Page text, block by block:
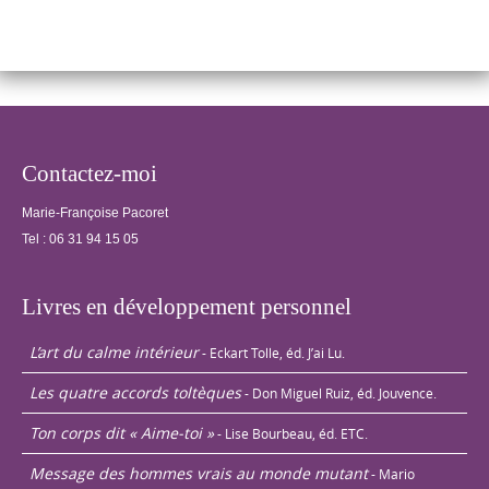
Contactez-moi
Marie-Françoise Pacoret
Tel : 06 31 94 15 05
Livres en développement personnel
L’art du calme intérieur- Eckart Tolle, éd. J’ai Lu.
Les quatre accords toltèques- Don Miguel Ruiz, éd. Jouvence.
Ton corps dit « Aime-toi »- Lise Bourbeau, éd. ETC.
Message des hommes vrais au monde mutant- Mario